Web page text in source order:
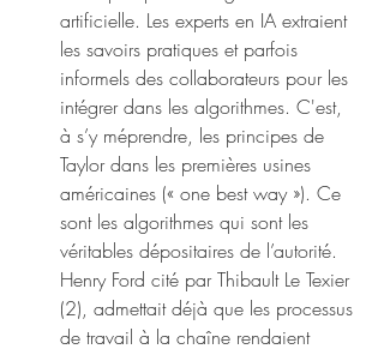
artificielle. Les experts en IA extraient
les savoirs pratiques et parfois
informels des collaborateurs pour les
intégrer dans les algorithmes. C'est,
à s’y méprendre, les principes de
Taylor dans les premières usines
américaines (« one best way »). Ce
sont les algorithmes qui sont les
véritables dépositaires de l’autorité.
Henry Ford cité par Thibault Le Texier
(2), admettait déjà que les processus
de travail à la chaîne rendaient